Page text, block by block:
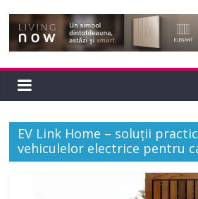
EV Link Home – soluții
vehiculelor electrice pentru